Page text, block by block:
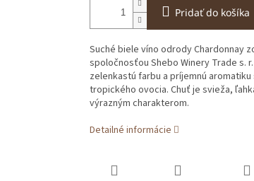
Pridať do košíka
Suché biele víno odrody Chardonnay
spoločnosťou Shebo Winery Trade s.
zelenkastú farbu a príjemnú
tropického ovocia. Chuť je svieža,
výrazným charakterom.
Detailné informácie